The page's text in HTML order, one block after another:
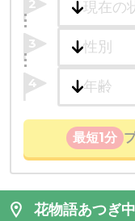
2
3
4
最短1分
花物語あつぎ